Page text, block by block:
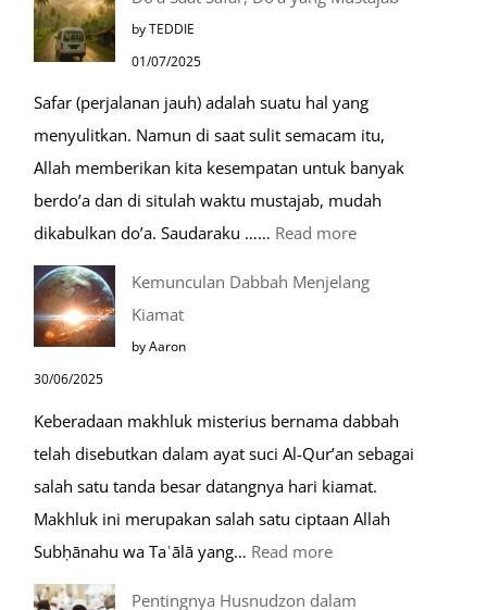
Tempat
Mustajab
Berdoa
Saat
Umroh
by TEDDIE
01/07/2025
Safar (perjalanan jauh) adalah suatu hal yang
menyulitkan. Namun di saat sulit semacam itu,
Allah memberikan kita kesempatan untuk banyak
berdo’a dan di situlah waktu mustajab, mudah
dikabulkan do’a. Saudaraku …… Read more:
Saat
Mustajab
Kemunculan Dabbah Menjelang
Kiamat
by Aaron
30/06/2025
Keberadaan makhluk misterius bernama dabbah
telah disebutkan dalam ayat suci Al-Qur’an sebagai
salah satu tanda besar datangnya hari kiamat.
Makhluk ini merupakan salah satu ciptaan Allah
Subḥānahu wa Taʿālā yang… Read more:
Pentingnya Husnudzon dalam